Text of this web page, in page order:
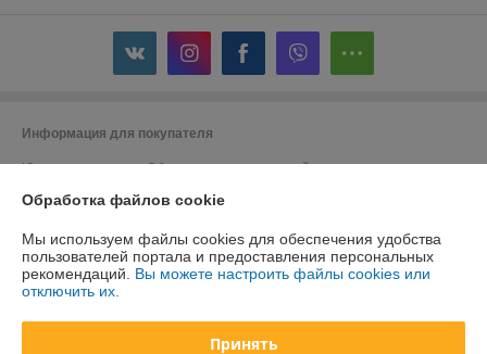
Информация для покупателя
Юридическое лицо:Общество с ограниченной ответственностью
2200015, Республика Беларусь, ул. Гурского 16/14 пом 3
Регистрационный номер ЕГР: 193042313
УНП: 193042313
Дата регистрации компании: 27.02.2018
Обработка файлов cookie
Мы используем файлы cookies для обеспечения удобства
пользователей портала и предоставления персональных
рекомендаций. Вы можете настроить файлы cookies или
отключить их.
Принять